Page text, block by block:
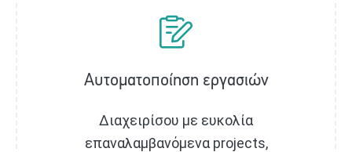
Αυτοματοποίηση εργασιών
Διαχειρίσου με ευκολία
επαναλαμβανόμενα projects,